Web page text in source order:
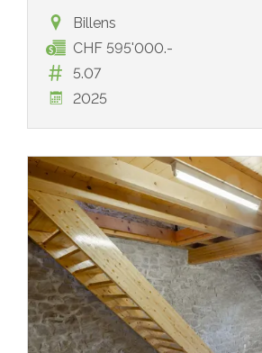
Billens
CHF 595'000.-
5.07
2025